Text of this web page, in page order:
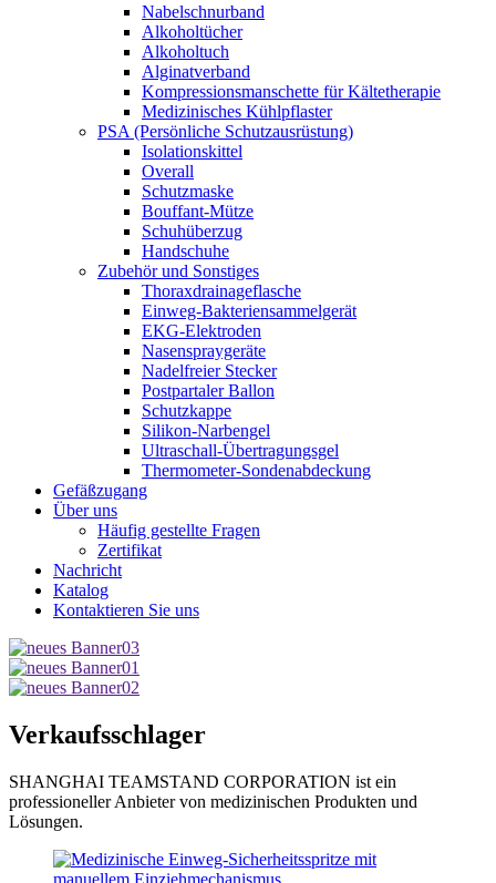
Nabelschnurband
Alkoholtücher
Alkoholtuch
Alginatverband
Kompressionsmanschette für Kältetherapie
Medizinisches Kühlpflaster
PSA (Persönliche Schutzausrüstung)
Isolationskittel
Overall
Schutzmaske
Bouffant-Mütze
Schuhüberzug
Handschuhe
Zubehör und Sonstiges
Thoraxdrainageflasche
Einweg-Bakteriensammelgerät
EKG-Elektroden
Nasenspraygeräte
Nadelfreier Stecker
Postpartaler Ballon
Schutzkappe
Silikon-Narbengel
Ultraschall-Übertragungsgel
Thermometer-Sondenabdeckung
Gefäßzugang
Über uns
Häufig gestellte Fragen
Zertifikat
Nachricht
Katalog
Kontaktieren Sie uns
Verkaufsschlager
SHANGHAI TEAMSTAND CORPORATION ist ein
professioneller Anbieter von medizinischen Produkten und
Lösungen.